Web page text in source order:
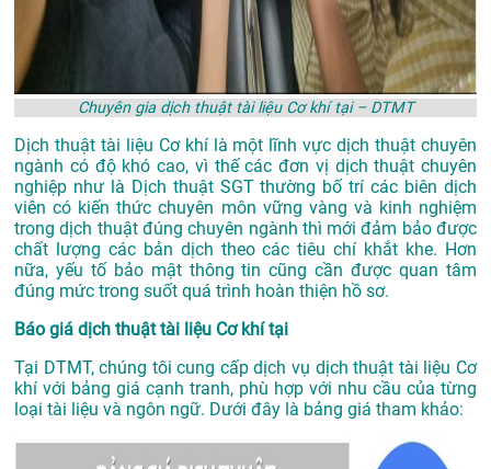
Chuyên gia dịch thuật tài liệu Cơ khí tại – DTMT
Dịch thuật tài liệu Cơ khí là một lĩnh vực dịch thuật chuyên
ngành có độ khó cao, vì thế các đơn vị dịch thuật chuyên
nghiệp như là Dịch thuật SGTthường bố trí các biên dịch
viên có kiến thức chuyên môn vững vàng và kinh nghiệm
trong dịch thuật đúng chuyên ngành thì mới đảm bảo được
chất lượng các bản dịch theo các tiêu chí khắt khe. Hơn
nữa, yếu tố bảo mật thông tin cũng cần được quan tâm
đúng mức trong suốt quá trình hoàn thiện hồ sơ.
Báo giá dịch thuật tài liệu Cơ khí tại
Tại DTMT, chúng tôi cung cấp dịch vụ dịch thuật tài liệu Cơ
khí với bảng giá cạnh tranh, phù hợp với nhu cầu của từng
loại tài liệu và ngôn ngữ. Dưới đây là bảng giá tham khảo: